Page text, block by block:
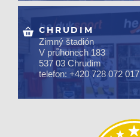
CHRUDIM
Zimný štadión
V průhonech 183
537 03 Chrudim
telefon: +420 728 072 017